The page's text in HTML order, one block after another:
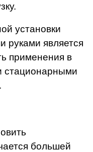
установки
руками является
применения в
стационарными
большей